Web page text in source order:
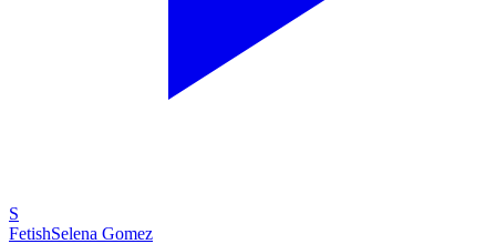
S
FetishSelena Gomez